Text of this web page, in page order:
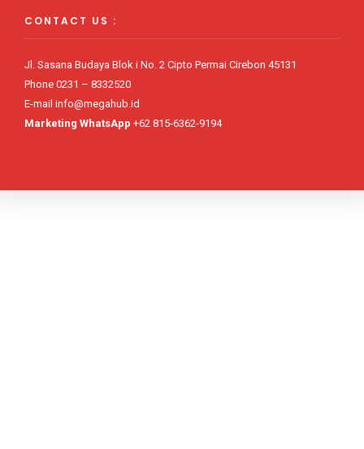
CONTACT US :
Jl. Sasana Budaya Blok i No. 2 Cipto Permai Cirebon 45131
Phone 0231 – 8332520
E-mail info@megahub.id
Marketing WhatsApp +62 815-6362-9194